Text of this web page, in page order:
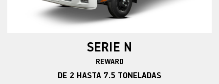
SERIE N
REWARD
DE 2 HASTA 7.5 TONELADAS